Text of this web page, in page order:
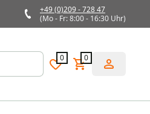
+49 (0)209 - 728 47
(Mo - Fr: 8:00 - 16:30 Uhr)
0 0